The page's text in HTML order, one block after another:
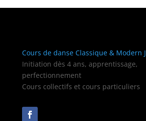
Cours de danse Classique & Modern
Initiation dès 4 ans, apprentissage,
perfectionnement
Cours collectifs et cours particuliers